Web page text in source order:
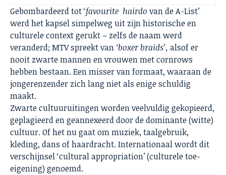
Gebombardeerd tot ‘favourite hairdo van de A-List’
werd het kapsel simpelweg uit zijn historische en
culturele context gerukt – zelfs de naam werd
veranderd; MTV spreekt van ‘boxer braids’, alsof er
nooit zwarte mannen en vrouwen met cornrows
hebben bestaan. Een misser van formaat, waaraan de
jongerenzender zich lang niet als enige schuldig
maakt.
Zwarte cultuuruitingen worden veelvuldig gekopieerd,
geplagieerd en geannexeerd door de dominante (witte)
cultuur. Of het nu gaat om muziek, taalgebruik,
kleding, dans of haardracht. Internationaal wordt dit
verschijnsel ‘cultural appropriation’ (culturele toe-
eigening) genoemd.